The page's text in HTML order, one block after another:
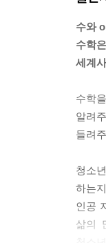
대포
--- 「
을 밝
뉴턴
궤적
1950
전투
민간
수와
수학
세계
수학
알려
들려
청소
하는
인공
삶의